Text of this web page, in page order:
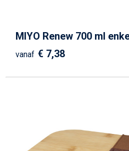
MIYO Renew 700 ml
vanaf € 7,38